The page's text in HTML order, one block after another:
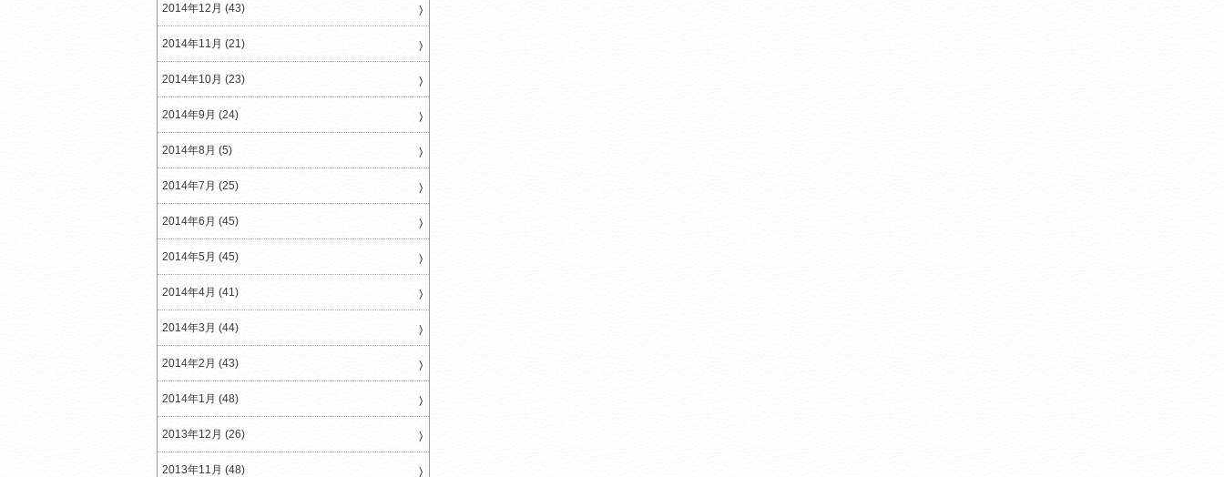
2014年12月 (43)
2014年11月 (21)
2014年10月 (23)
2014年9月 (24)
2014年8月 (5)
2014年7月 (25)
2014年6月 (45)
2014年5月 (45)
2014年4月 (41)
2014年3月 (44)
2014年2月 (43)
2014年1月 (48)
2013年12月 (26)
2013年11月 (48)